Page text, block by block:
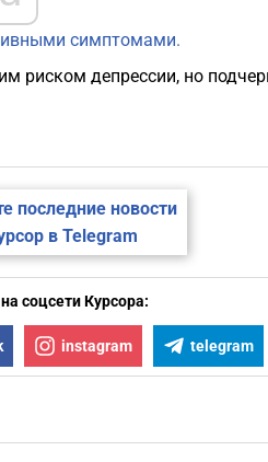
симптомами.
риском депрессии, но
последние новости
в Telegram
соцсети Курсора:
instagram telegram